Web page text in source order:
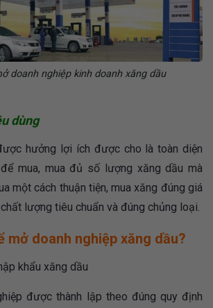
doanh nghiệp kinh doanh xăng dầu
dùng
hưởng lợi ích được cho là toàn diện
mua, mua đủ số lượng xăng dầu mà
một cách thuận tiện, mua xăng đúng giá
lượng tiêu chuẩn và đúng chủng loại.
mở doanh nghiệp xăng dầu?
khẩu xăng dầu
được thành lập theo đúng quy định